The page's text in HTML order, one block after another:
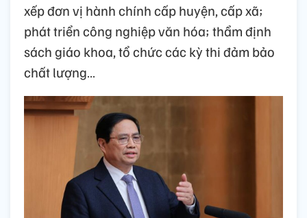
xếp đơn vị hành chính cấp huyện, cấp xã;
phát triển công nghiệp văn hóa; thẩm định
sách giáo khoa, tổ chức các kỳ thi đảm bảo
chất lượng…